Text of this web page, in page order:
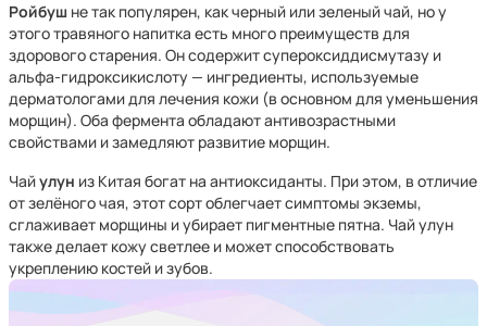
Ройбуш не так популярен, как черный или зеленый чай, но у
этого травяного напитка есть много преимуществ для
здорового старения. Он содержит супероксиддисмутазу и
альфа-гидроксикислоту — ингредиенты, используемые
дерматологами для лечения кожи (в основном для уменьшения
морщин). Оба фермента обладают антивозрастными
свойствами и замедляют развитие морщин.
Чайулун из Китая богат на антиоксиданты. При этом, в отличие
от зелёного чая, этот сорт облегчает симптомы экземы,
сглаживает морщины и убирает пигментные пятна. Чай улун
также делает кожу светлее и может способствовать
укреплению костей и зубов.